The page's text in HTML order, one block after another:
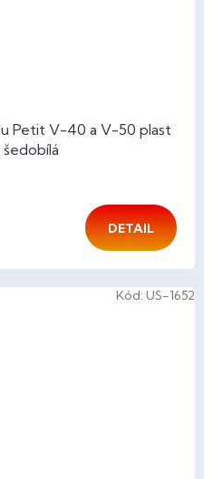
Petit V-40 a V-50 plast
DETAIL
Kód: US-1652